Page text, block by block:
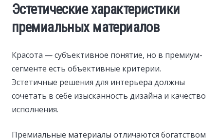
Эстетические характеристики
премиальных материалов
Красота — субъективное понятие, но в премиум-
сегменте есть объективные критерии.
Эстетичные решения для интерьера должны
сочетать в себе изысканность дизайна и качество
исполнения.
Премиальные материалы отличаются богатством